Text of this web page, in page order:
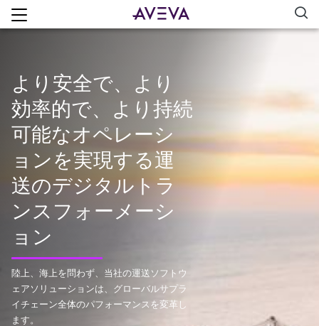
より安全で、より
効率的で、より持続
可能なオペレーシ
ョンを実現する運
送のデジタルトラ
ンスフォーメーシ
ョン
陸上、海上を問わず、当社の運送ソフトウ
ェアソリューションは、グローバルサプラ
イチェーン全体のパフォーマンスを変革し
ます。